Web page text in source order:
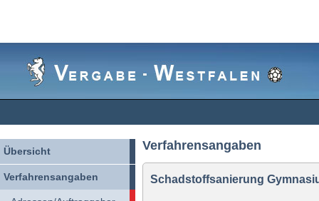
Übersicht
Verfahrensangaben
Verfahrensangaben
Schadstoffsanierung